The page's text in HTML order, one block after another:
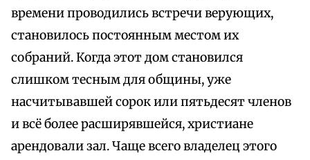
времени проводились встречи верующих,
становилось постоянным местом их
собраний. Когда этот дом становился
слишком тесным для общины, уже
насчитывавшей сорок или пятьдесят членов
и всё более расширявшейся, христиане
арендовали зал. Чаще всего владелец этого